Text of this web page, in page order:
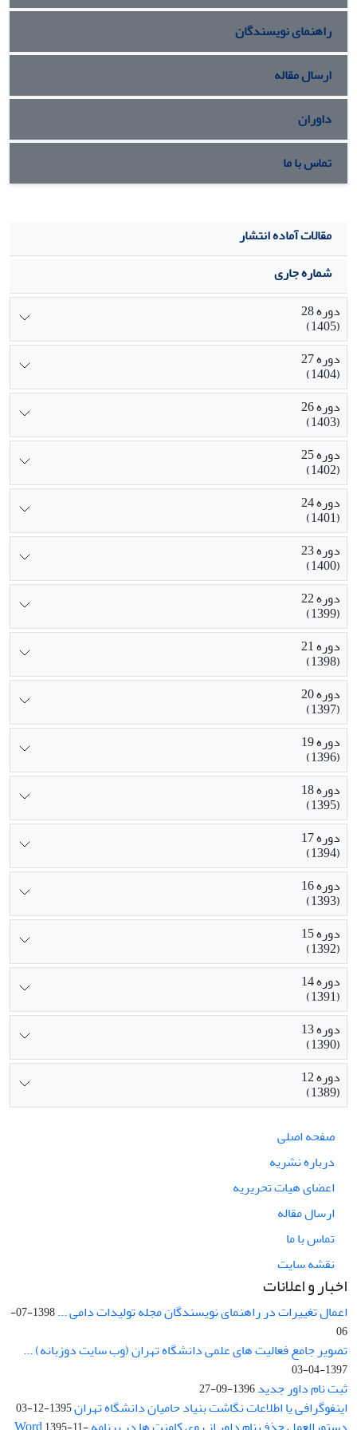
به طور معنی‌داری بالاتر از دیگر تیمارها بود (05/0
P<). با توجه به
فاکتورهای خونی مثل تری‌گلیسرید، لیپوپروتئین‌های با چگالی کم و
خیلی کم نسبت به تیمار شاهد استفاده از این دو سطح توصیه می
شود.
راهنمای نویسندگان
ارسال مقاله
داوران
تماس با ما
مقالات آماده انتشار
شماره جاری
دوره 28
(1405)
دوره 27
(1404)
دوره 26
(1403)
دوره 25
(1402)
دوره 24
(1401)
دوره 23
(1400)
دوره 22
(1399)
دوره 21
(1398)
دوره 20
(1397)
دوره 19
(1396)
دوره 18
(1395)
دوره 17
(1394)
دوره 16
(1393)
دوره 15
(1392)
دوره 14
(1391)
دوره 13
(1390)
دوره 12
(1389)
صفحه اصلی
درباره نشریه
اعضای هیات تحریریه
ارسال مقاله
تماس با ما
نقشه سایت
اخبار و اعلانات
اعمال تغییرات در راهنمای نویسندگان مجله تولیدات دامی ...
1398-07-
06
تصویر جامع فعالیت های علمی دانشگاه تهران (وب سایت دوزبانه) ...
1397-04-03
ثبت نام داور جدید1396-09-27
اینفوگرافی یا اطلاعات نگاشت بنیاد حامیان دانشگاه تهران1395-12-03